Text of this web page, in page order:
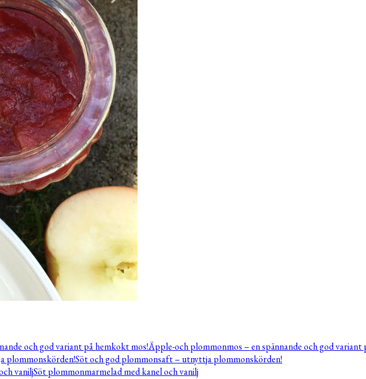
Äpple-och plommonmos – en spännande och god variant
Söt och god plommonsaft – utnyttja plommonskörden!
Söt plommonmarmelad med kanel och vanilj